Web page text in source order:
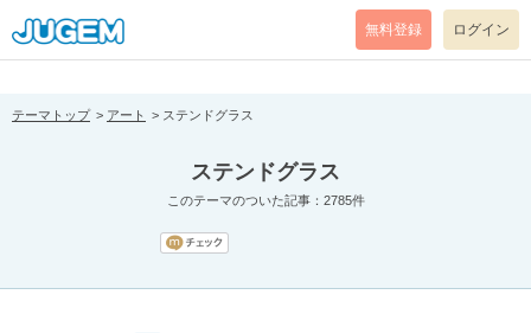
[pear_error: message="Success" code=0 mode=return level=notice
prefix="" info=""]
無料登録 ログイン
テーマトップ アート ステンドグラス
ステンドグラス
このテーマのついた記事：2785件